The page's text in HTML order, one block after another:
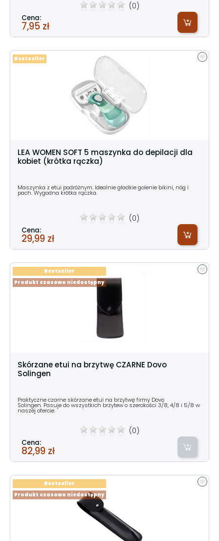
(0)
Cena:
7,95 zł
LEA WOMEN SOFT 5 maszynka do depilacji dla
kobiet (krótka rączka)
Maszynka z etui podróżnym. Idealnie gładkie golenie bikini, nóg i
pach. Wygodna krótka rączka.
(0)
Cena:
29,99 zł
Bestseller
Skórzane etui na brzytwę CZARNE Dovo
Solingen
Praktyczne czarne skórzane etui na brzytwę firmy Dovo
Solingen. Pasuje do wszystkich brzytew o szerokości 3/8, 4/8 i 5/8 w
naszej ofercie.
(0)
Cena:
82,99 zł
Produkt czasowo niedostępny
Bestseller
Produkt czasowo niedostępny
Bestseller